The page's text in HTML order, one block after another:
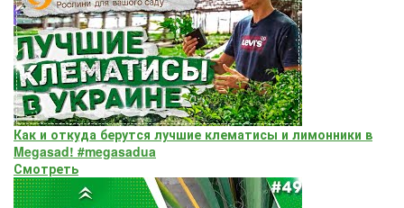
Как и откуда берутся лучшие клематисы и лимонники в
Megasad! #megasadua
Смотреть